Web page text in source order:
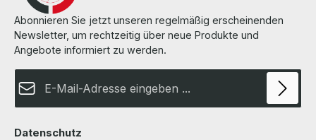
Abonnieren Sie jetzt unseren regelmäßig erscheinenden
Newsletter, um rechtzeitig über neue Produkte und
Angebote informiert zu werden.
Datenschutz